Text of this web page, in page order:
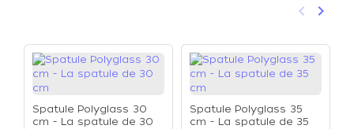
Précédent
keyboard_arrow_left keyboard_arrow_right
Spatule Polyglass 30
cm - La spatule de 30
Spatule Polyglass 35
cm - La spatule de 35